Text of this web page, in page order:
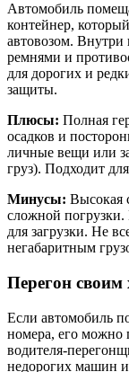
Автомобиль
контейнер,
автовозом.
ремнями и
для дорогих и
защиты.
Плюсы: Полная
осадков и
личные вещи или
груз). Подходит
Минусы: Высокая
сложной погрузки.
для загрузки. Не
негабаритным
Перегон своим
Если автомобиль
номера, его можно
водителя-
недорогих машин